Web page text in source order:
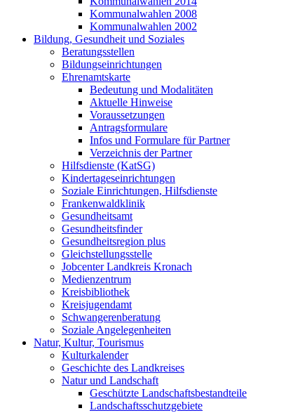
Kommunalwahlen 2008
Kommunalwahlen 2002
Bildung, Gesundheit und Soziales
Beratungsstellen
Bildungseinrichtungen
Ehrenamtskarte
Bedeutung und Modalitäten
Aktuelle Hinweise
Voraussetzungen
Antragsformulare
Infos und Formulare für Partner
Verzeichnis der Partner
Hilfsdienste (KatSG)
Kindertageseinrichtungen
Soziale Einrichtungen, Hilfsdienste
Frankenwaldklinik
Gesundheitsamt
Gesundheitsfinder
Gesundheitsregion plus
Gleichstellungsstelle
Jobcenter Landkreis Kronach
Medienzentrum
Kreisbibliothek
Kreisjugendamt
Schwangerenberatung
Soziale Angelegenheiten
Natur, Kultur, Tourismus
Kulturkalender
Geschichte des Landkreises
Natur und Landschaft
Geschützte Landschaftsbestandteile
Landschaftsschutzgebiete